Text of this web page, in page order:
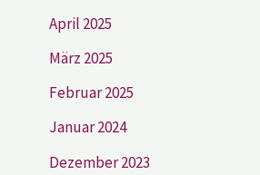
April 2025
März 2025
Februar 2025
Januar 2024
Dezember 2023